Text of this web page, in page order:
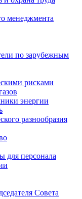
менеджмента
по зарубежным
рисками
энергии
разнообразия
для персонала
Совета